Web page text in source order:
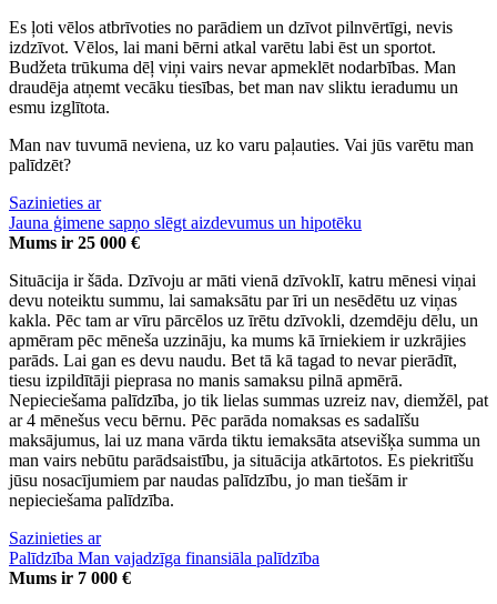
Es ļoti vēlos atbrīvoties no parādiem un dzīvot pilnvērtīgi, nevis
izdzīvot. Vēlos, lai mani bērni atkal varētu labi ēst un sportot.
Budžeta trūkuma dēļ viņi vairs nevar apmeklēt nodarbības. Man
draudēja atņemt vecāku tiesības, bet man nav sliktu ieradumu un
esmu izglītota.
Man nav tuvumā neviena, uz ko varu paļauties. Vai jūs varētu man
palīdzēt?
Sazinieties ar
Jauna ģimene sapņo slēgt aizdevumus un hipotēku
Mums ir 25 000 €
Situācija ir šāda. Dzīvoju ar māti vienā dzīvoklī, katru mēnesi viņai
devu noteiktu summu, lai samaksātu par īri un nesēdētu uz viņas
kakla. Pēc tam ar vīru pārcēlos uz īrētu dzīvokli, dzemdēju dēlu, un
apmēram pēc mēneša uzzināju, ka mums kā īrniekiem ir uzkrājies
parāds. Lai gan es devu naudu. Bet tā kā tagad to nevar pierādīt,
tiesu izpildītāji pieprasa no manis samaksu pilnā apmērā.
Nepieciešama palīdzība, jo tik lielas summas uzreiz nav, diemžēl, pat
ar 4 mēnešus vecu bērnu. Pēc parāda nomaksas es sadalīšu
maksājumus, lai uz mana vārda tiktu iemaksāta atsevišķa summa un
man vairs nebūtu parādsaistību, ja situācija atkārtotos. Es piekritīšu
jūsu nosacījumiem par naudas palīdzību, jo man tiešām ir
nepieciešama palīdzība.
Sazinieties ar
Palīdzība Man vajadzīga finansiāla palīdzība
Mums ir 7 000 €